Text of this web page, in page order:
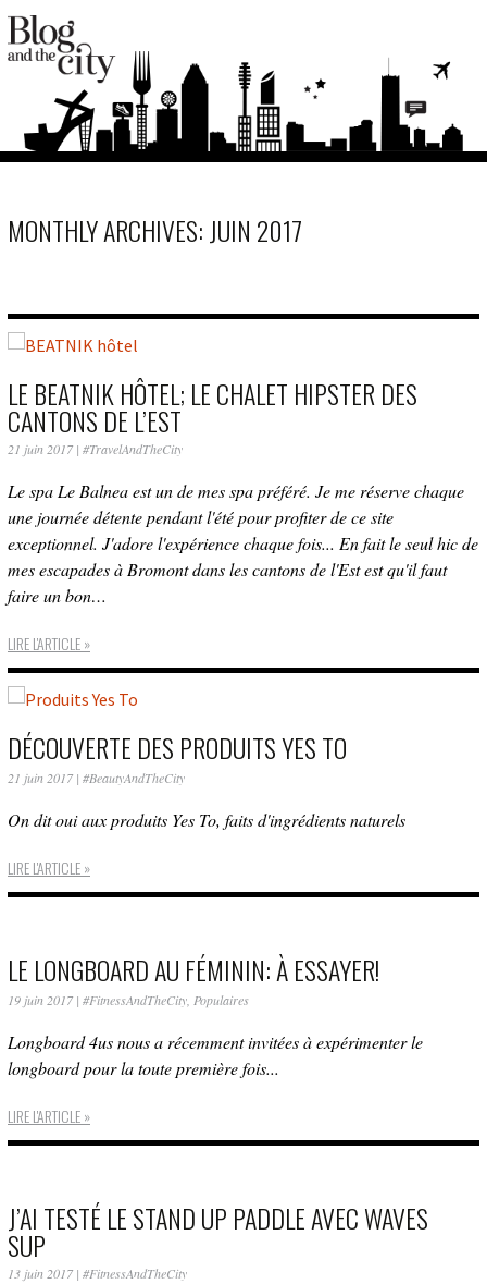
MONTHLY ARCHIVES: JUIN 2017
LE BEATNIK HÔTEL; LE CHALET HIPSTER DES
CANTONS DE L’EST
21 juin 2017 | #TravelAndTheCity
Le spa Le Balnea est un de mes spa préféré. Je me réserve chaque
une journée détente pendant l'été pour profiter de ce site
exceptionnel. J'adore l'expérience chaque fois... En fait le seul hic de
mes escapades à Bromont dans les cantons de l'Est est qu'il faut
faire un bon…
LIRE L'ARTICLE »
DÉCOUVERTE DES PRODUITS YES TO
21 juin 2017 | #BeautyAndTheCity
On dit oui aux produits Yes To, faits d'ingrédients naturels
LIRE L'ARTICLE »
LE LONGBOARD AU FÉMININ: À ESSAYER!
19 juin 2017 | #FitnessAndTheCity, Populaires
Longboard 4us nous a récemment invitées à expérimenter le
longboard pour la toute première fois...
LIRE L'ARTICLE »
J’AI TESTÉ LE STAND UP PADDLE AVEC WAVES
SUP
13 juin 2017 | #FitnessAndTheCity